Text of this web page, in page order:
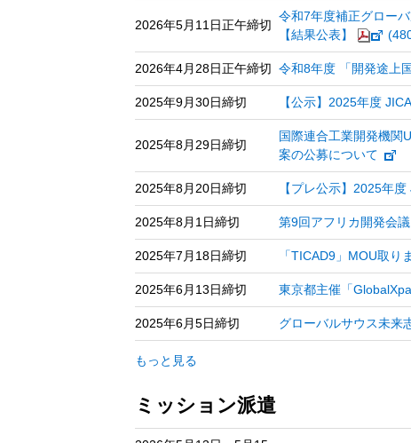
2026年5月11日正午締切
令和7年度補正グロー
【結果公表】
2026年4月28日正午締切 令和8年度 「開発途上
2025年9月30日締切 【公示】2025年度
2025年8月29日締切
国際連合工業開発機関
案の公募について
2025年8月20日締切 【プレ公示】2025年
2025年8月1日締切 第9回アフリカ開発会
2025年7月18日締切 「TICAD9」MOU取り
2025年6月13日締切 東京都主催「
2025年6月5日締切 グローバルサウス未来
もっと見る
ミッション派遣